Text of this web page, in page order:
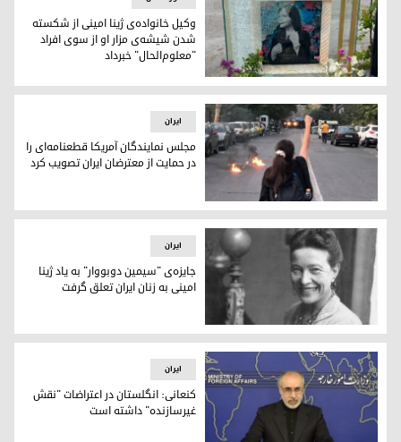
شیشه‌ی مزار مهسا امینی تخریب شد
وکیل خانواده‌ی ژینا امینی از شکسته
شدن شیشه‌ی مزار او از سوی افراد
"معلوم‌الحال" خبرداد
مجلس نمایندگان آمریکا قطعنامه‌ای را در حمایت از معترضان
ایران
مجلس نمایندگان آمریکا قطعنامه‌ای را
در حمایت از معترضان ایران تصویب کرد
سیمین دوبووار، نویسنده‌ی فیمینیست فرانسوی
ایران
جایزه‌ی "سیمین دوبووار" به یاد ژینا
امینی به زنان ایران تعلق گرفت
ایران
کنعانی: انگلستان در اعتراضات "نقش
غیرسازنده" داشته است